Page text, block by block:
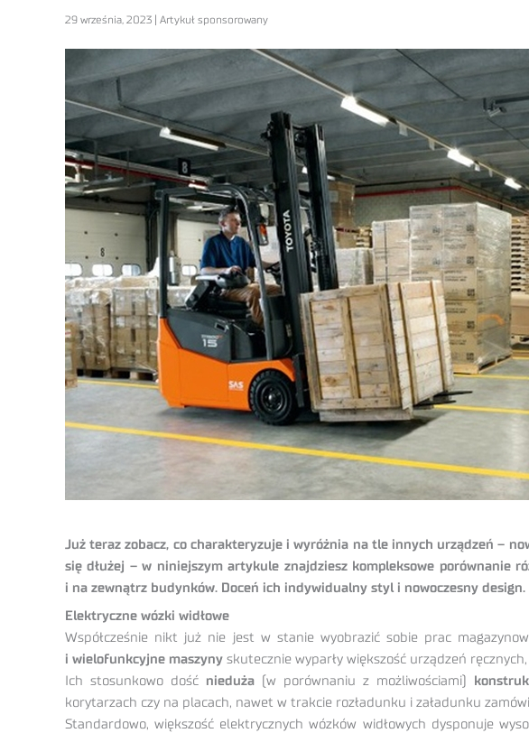
29 września, 2023 | Artykuł sponsorowany
Już teraz zobacz, co charakteryzuje i wyróżnia na tle innych urządzeń –
się dłużej – w niniejszym artykule znajdziesz kompleksowe porównanie
i na zewnątrz budynków. Doceń ich indywidualny styl i nowoczesny design.
Elektryczne wózki widłowe
Współcześnie nikt już nie jest w stanie wyobrazić sobie prac
i wielofunkcyjne maszyny skutecznie wyparły większość urządzeń
Ich stosunkowo dość nieduża (w porównaniu z możliwościami)
korytarzach czy na placach, nawet w trakcie rozładunku i załadunku
Standardowo, większość elektrycznych wózków widłowych dysponuje